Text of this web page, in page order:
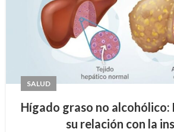
SALUD
Hígado graso no alcohólico:
su relación con la